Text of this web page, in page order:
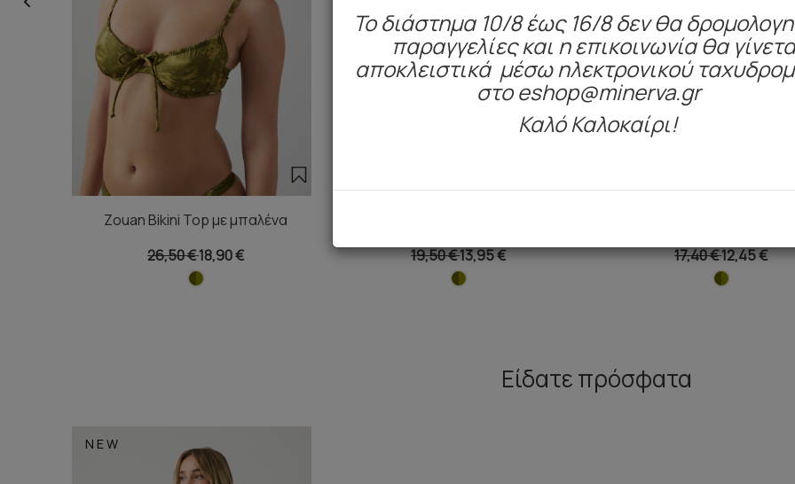
Zouan Bikini Top με μπαλένα
26,50 €18,90 €
19,50 €13,95 €
17,40 €12,45 €
Είδατε πρόσφατα
NEW
To διάστημα 10/8 έως 16/8 δεν θα
παραγγελίες και η επικοινωνία θα
αποκλειστικά μέσω ηλεκτρονικού
στο eshop@minerva.gr
Καλό Καλοκαίρι!